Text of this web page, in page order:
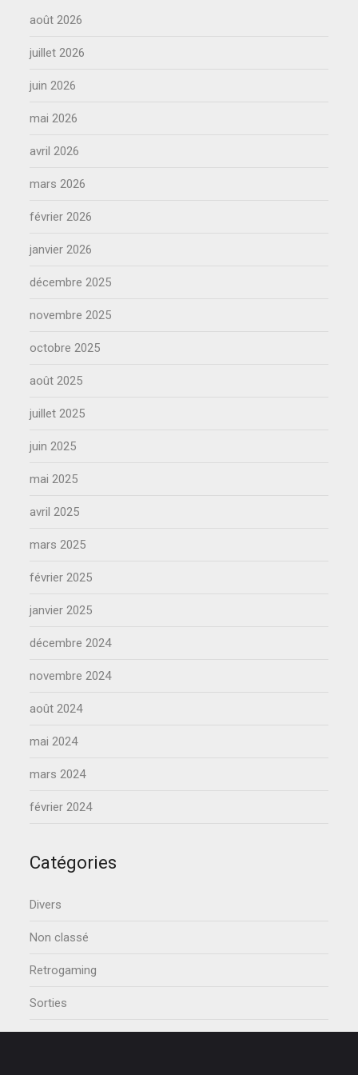
août 2026
juillet 2026
juin 2026
mai 2026
avril 2026
mars 2026
février 2026
janvier 2026
décembre 2025
novembre 2025
octobre 2025
août 2025
juillet 2025
juin 2025
mai 2025
avril 2025
mars 2025
février 2025
janvier 2025
décembre 2024
novembre 2024
août 2024
mai 2024
mars 2024
février 2024
Catégories
Divers
Non classé
Retrogaming
Sorties